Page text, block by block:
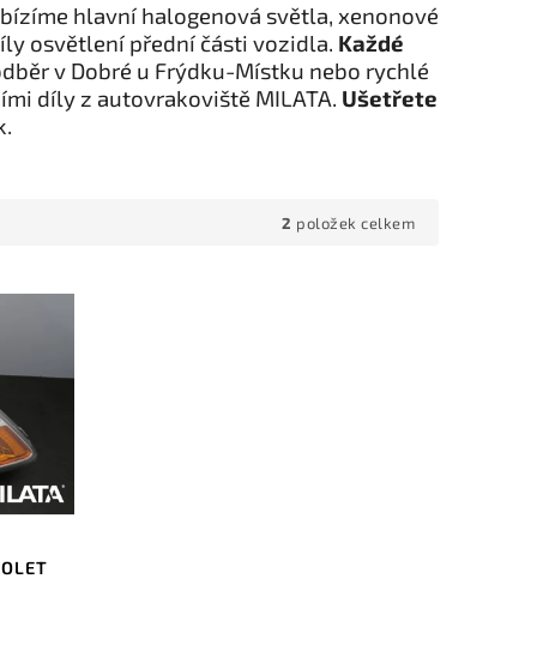
hlavní halogenová světla, xenonové
osvětlení přední části vozidla. Každé
v Dobré u Frýdku-Místku nebo rychlé
díly z autovrakoviště MILATA. Ušetřete
2 položek celkem